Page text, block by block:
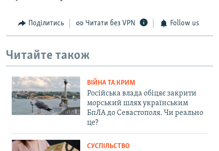
Поділитись Читати без VPN Follow us
Читайте також
ВІЙНА ТА КРИМ
Російська влада обіцяє закрити
морський шлях українським
БпЛА до Севастополя. Чи реально
це?
СУСПІЛЬСТВО